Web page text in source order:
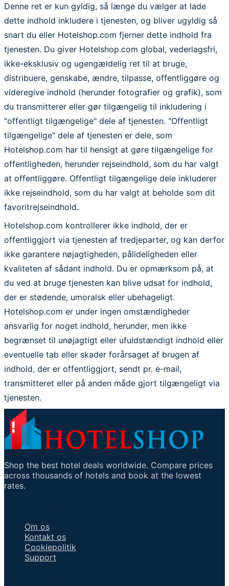
Denne ret er kun gyldig, så længe du vælger at lade
dette indhold inkludere i tjenesten, og bliver ugyldig så
snart du eller Hotelshop.com fjerner dette indhold fra
tjenesten. Du giver Hotelshop.com global, vederlagsfri,
ikke-eksklusiv og ugengældelig ret til at bruge,
distribuere, genskabe, ændre, tilpasse, offentliggøre og
videregive indhold (herunder fotografier og grafik), som
du transmitterer eller gør tilgængelig til inkludering i
"offentligt tilgængelige" dele af tjenesten. "Offentligt
tilgængelige" dele af tjenesten er dele, som
Hotelshop.com har til hensigt at gøre tilgængelige for
offentligheden, herunder rejseindhold, som du har valgt
at offentliggøre. Offentligt tilgængelige dele inkluderer
ikke rejseindhold, som du har valgt at beholde som dit
favoritrejseindhold.
Hotelshop.com kontrollerer ikke indhold, der er
offentliggjort via tjenesten af tredjeparter, og kan derfor
ikke garantere nøjagtigheden, pålideligheden eller
kvaliteten af sådant indhold. Du er opmærksom på, at
du ved at bruge tjenesten kan blive udsat for indhold,
der er stødende, umoralsk eller ubehageligt.
Hotelshop.com er under ingen omstændigheder
ansvarlig for noget indhold, herunder, men ikke
begrænset til unøjagtigt eller ufuldstændigt indhold eller
eventuelle tab eller skader forårsaget af brugen af
indhold, der er offentliggjort, sendt pr. e-mail,
transmitteret eller på anden måde gjort tilgængeligt via
tjenesten.
Shop the best hotel deals worldwide. Compare prices
across thousands of hotels and book at the lowest
rates.
Om os
Kontakt os
Cookiepolitik
Support